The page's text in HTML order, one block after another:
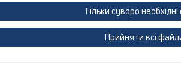
Тільки суворо
Прийняти всі